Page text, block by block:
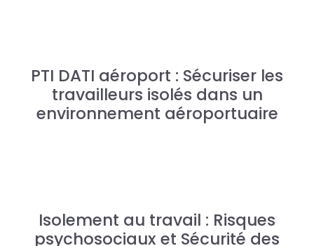
PTI DATI aéroport : Sécuriser les
travailleurs isolés dans un
environnement aéroportuaire
Isolement au travail : Risques
psychosociaux et Sécurité des